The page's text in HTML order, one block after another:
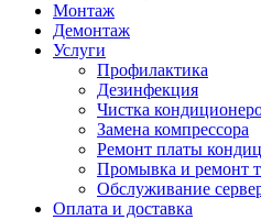
Монтаж
Демонтаж
Услуги
Профилактика
Дезинфекция
Чистка
Замена компрессора
Ремонт платы
Промывка и ремонт
Обслуживание
Оплата и доставка